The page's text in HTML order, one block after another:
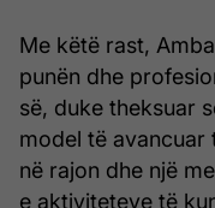
Me këtë rast,
punën dhe
së, duke theksuar
model të avancuar
në rajon dhe një
e aktiviteteve të